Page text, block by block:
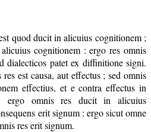
quod ducit in alicuius cognitionem ;
cognitionem : ergo res omnis
dialecticos patet ex diffinitione signi.
est causa, aut effectus ; sed omnis
effectius, et e contra effectus in
: ergo omnis res ducit in alicuius
erit signum : ergo sicut omne
res erit signum.